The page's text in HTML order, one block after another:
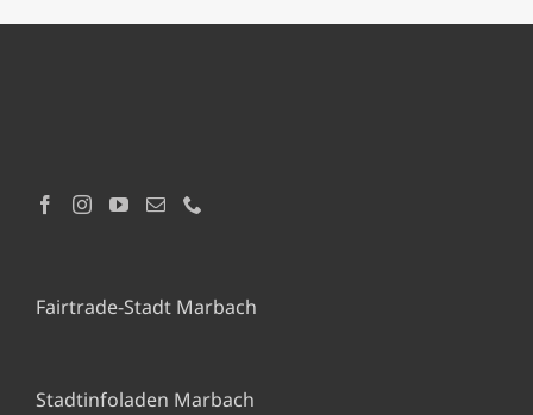
Fairtrade-Stadt Marbach
Stadtinfoladen Marbach